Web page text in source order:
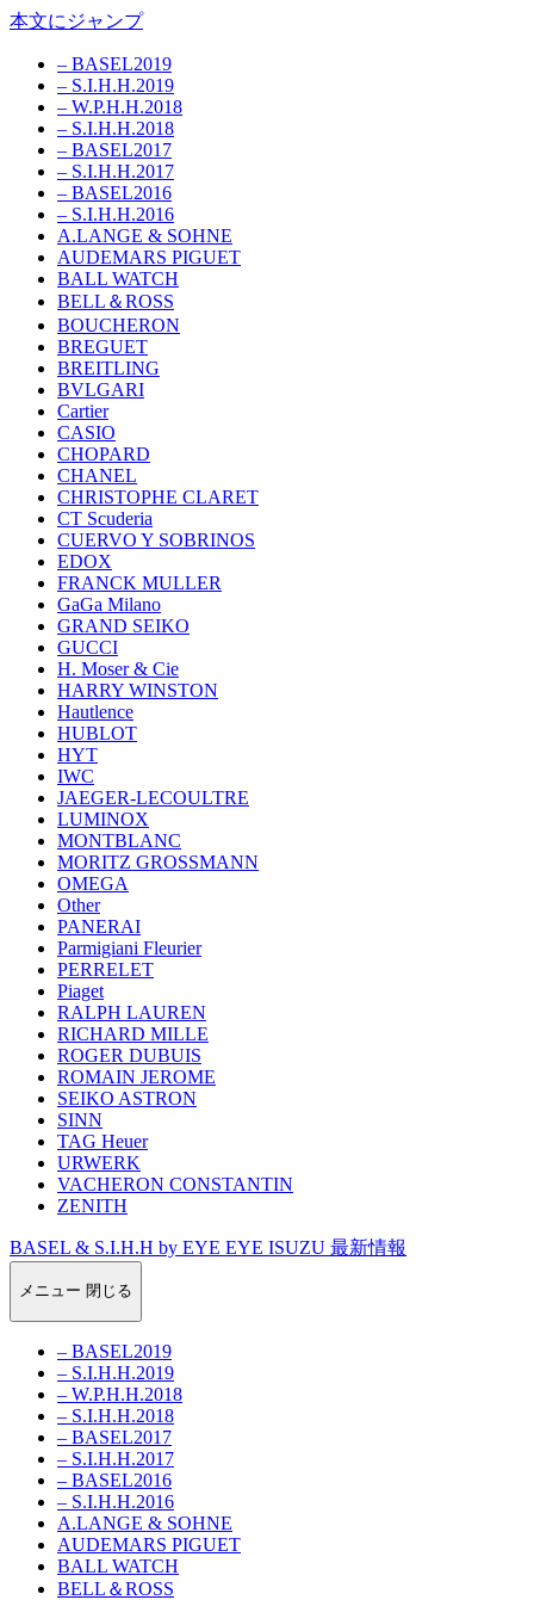
本文にジャンプ
– BASEL2019
– S.I.H.H.2019
– W.P.H.H.2018
– S.I.H.H.2018
– BASEL2017
– S.I.H.H.2017
– BASEL2016
– S.I.H.H.2016
A.LANGE & SOHNE
AUDEMARS PIGUET
BALL WATCH
BELL＆ROSS
BOUCHERON
BREGUET
BREITLING
BVLGARI
Cartier
CASIO
CHOPARD
CHANEL
CHRISTOPHE CLARET
CT Scuderia
CUERVO Y SOBRINOS
EDOX
FRANCK MULLER
GaGa Milano
GRAND SEIKO
GUCCI
H. Moser & Cie
HARRY WINSTON
Hautlence
HUBLOT
HYT
IWC
JAEGER-LECOULTRE
LUMINOX
MONTBLANC
MORITZ GROSSMANN
OMEGA
Other
PANERAI
Parmigiani Fleurier
PERRELET
Piaget
RALPH LAUREN
RICHARD MILLE
ROGER DUBUIS
ROMAIN JEROME
SEIKO ASTRON
SINN
TAG Heuer
URWERK
VACHERON CONSTANTIN
ZENITH
BASEL & S.I.H.H by EYE EYE ISUZU 最新情報
メニュー 閉じる
– BASEL2019
– S.I.H.H.2019
– W.P.H.H.2018
– S.I.H.H.2018
– BASEL2017
– S.I.H.H.2017
– BASEL2016
– S.I.H.H.2016
A.LANGE & SOHNE
AUDEMARS PIGUET
BALL WATCH
BELL＆ROSS